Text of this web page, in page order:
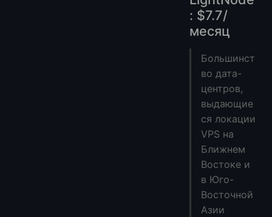
: $7.7/
месяц
Большинст
во дата-
центров,
выдающие
ся локации
VPS на
Ближнем
Востоке и
в Юго-
Восточной
Азии